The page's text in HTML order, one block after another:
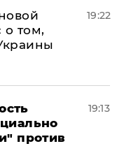
о том,
19:22
против
19:13